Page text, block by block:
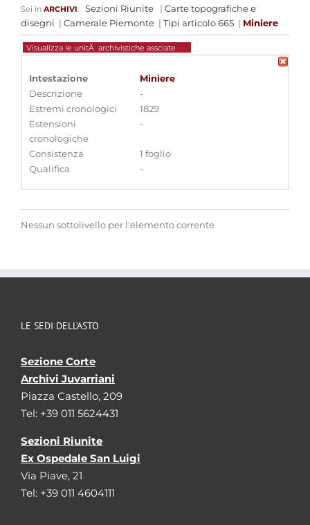
Sei in ARCHIVI: Sezioni Riunite | Carte topografiche e
disegni | Camerale Piemonte | Tipi articolo 665 | Miniere
Visualizza le unitÃ archivistiche assciate
Intestazione
Miniere
Descrizione
-
Estremi cronologici
1829
Estensioni
cronologiche
-
Consistenza
1 foglio
Qualifica
-
Nessun sottolivello per l'elemento corrente
LE SEDI DELL’ASTO
Sezione Corte
Archivi Juvarriani
Piazza Castello, 209
Tel: +39 011 5624431
Sezioni Riunite
Ex Ospedale San Luigi
Via Piave, 21
Tel: +39 011 4604111